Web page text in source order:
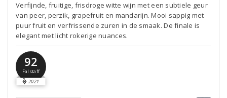
Verfijnde, fruitige, frisdroge witte wijn met een subtiele geur
van peer, perzik, grapefruit en mandarijn. Mooi sappig met
puur fruit en verfrissende zuren in de smaak. De finale is
elegant met licht rokerige nuances.
92
Falstaff
2021